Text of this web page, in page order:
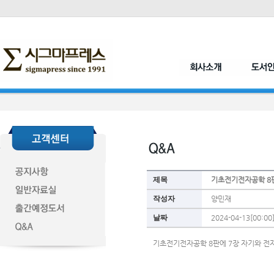
제목 기초전기전자공학 8
작성자 양민재
날짜 2024-04-13[00:00]
기초전기전자공학 8판에 7장 자기와 전